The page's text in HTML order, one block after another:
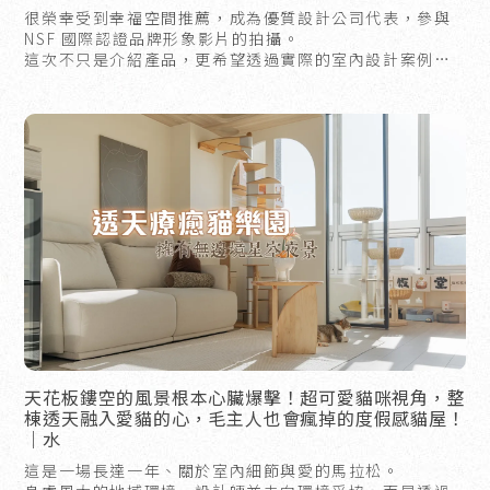
很榮幸受到幸福空間推薦，成為優質設計公司代表，參與
NSF 國際認證品牌形象影片的拍攝。
這次不只是介紹產品，更希望透過實際的室內設計案例，
天花板鏤空的風景根本心臟爆擊！超可愛貓咪視角，整
棟透天融入愛貓的心，毛主人也會瘋掉的度假感貓屋！
｜水
這是一場長達一年、關於室內細節與愛的馬拉松。